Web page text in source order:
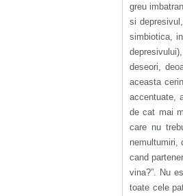
greu
si
simbiotica,
deseori,
aceasta
accentuate,
de cat mai
care nu
nemultumiri,
cand
vina?”. Nu
toate cele